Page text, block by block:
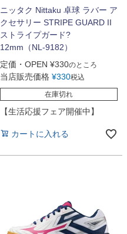
ニッタク Nittaku 卓球 ラバー ア
クセサリー STRIPE GUARD II
ストライプガード?
12mm（NL-9182）
定価・OPEN ¥330のところ
当店販売価格 ¥330税込
在庫切れ
【生活応援フェア開催中】
カートに入れる